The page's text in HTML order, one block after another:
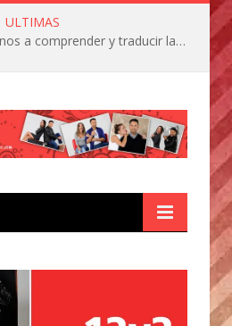
ULTIMAS
La IA está acercándonos a comprender y traducir las vocalizaciones y comportamientos de nuestras mascotas